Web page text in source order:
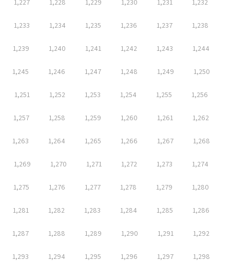
1,227 1,228 1,229 1,230 1,231 1,232
1,233 1,234 1,235 1,236 1,237 1,238
1,239 1,240 1,241 1,242 1,243 1,244
1,245 1,246 1,247 1,248 1,249 1,250
1,251 1,252 1,253 1,254 1,255 1,256
1,257 1,258 1,259 1,260 1,261 1,262
1,263 1,264 1,265 1,266 1,267 1,268
1,269 1,270 1,271 1,272 1,273 1,274
1,275 1,276 1,277 1,278 1,279 1,280
1,281 1,282 1,283 1,284 1,285 1,286
1,287 1,288 1,289 1,290 1,291 1,292
1,293 1,294 1,295 1,296 1,297 1,298